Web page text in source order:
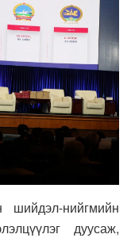
нийгмийн
дуусаж,